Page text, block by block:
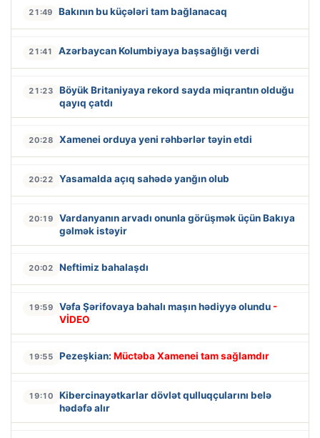
21:49 Bakının bu küçələri tam bağlanacaq
21:41 Azərbaycan Kolumbiyaya başsağlığı verdi
21:23
Böyük Britaniyaya rekord sayda miqrantın olduğu
qayıq çatdı
20:28 Xamenei orduya yeni rəhbərlər təyin etdi
20:22 Yasamalda açıq sahədə yanğın olub
20:19
Vardanyanın arvadı onunla görüşmək üçün Bakıya
gəlmək istəyir
20:02 Neftimiz bahalaşdı
19:59 Vəfa Şərifovaya bahalı maşın hədiyyə olundu -
VİDEO
19:55 Pezeşkian: Müctəba Xamenei tam sağlamdır
19:10
Kibercinayətkarlar dövlət qulluqçularını belə
hədəfə alır